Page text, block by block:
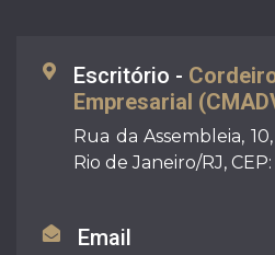
Escritório -
Empresarial
Rua da Assembleia,
Rio de Janeiro/RJ, CEP:
Email